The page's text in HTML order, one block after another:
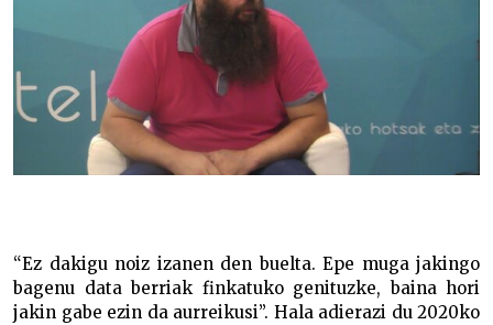
“Ez dakigu noiz izanen den buelta. Epe muga jakingo
bagenu data berriak finkatuko genituzke, baina hori
jakin gabe ezin da aurreikusi”. Hala adierazi du 2020ko